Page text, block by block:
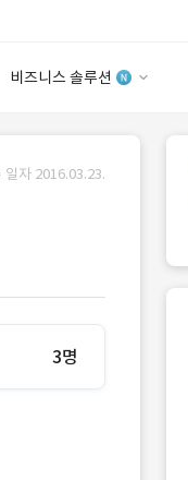
비즈니스 솔루션
안심 코드 케어
일자 2016.03.23.
3명